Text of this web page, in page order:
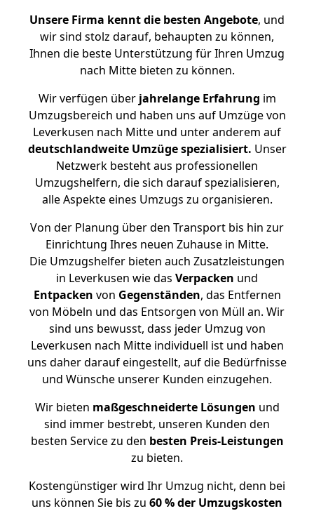
Unsere Firma kennt die besten Angebote, und
wir sind stolz darauf, behaupten zu können,
Ihnen die beste Unterstützung für Ihren Umzug
nach Mitte bieten zu können.
Wir verfügen überjahrelange Erfahrung im
Umzugsbereich und haben uns auf Umzüge von
Leverkusen nach Mitte und unter anderem auf
deutschlandweite Umzüge spezialisiert. Unser
Netzwerk besteht aus professionellen
Umzugshelfern, die sich darauf spezialisieren,
alle Aspekte eines Umzugs zu organisieren.
Von der Planung über den Transport bis hin zur
Einrichtung Ihres neuen Zuhause in Mitte.
Die Umzugshelfer bieten auch Zusatzleistungen
in Leverkusen wie das Verpacken und
Entpacken von Gegenständen, das Entfernen
von Möbeln und das Entsorgen von Müll an. Wir
sind uns bewusst, dass jeder Umzug von
Leverkusen nach Mitte individuell ist und haben
uns daher darauf eingestellt, auf die Bedürfnisse
und Wünsche unserer Kunden einzugehen.
Wir bieten maßgeschneiderte Lösungen und
sind immer bestrebt, unseren Kunden den
besten Service zu den besten Preis-Leistungen
zu bieten.
Kostengünstiger wird Ihr Umzug nicht, denn bei
uns können Sie bis zu 60 % der Umzugskosten